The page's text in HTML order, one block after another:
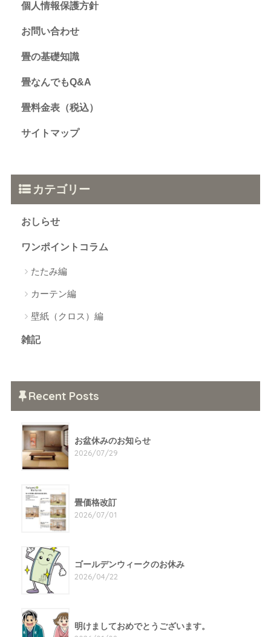
個人情報保護方針
お問い合わせ
畳の基礎知識
畳なんでもQ&A
畳料金表（税込）
サイトマップ
カテゴリー
おしらせ
ワンポイントコラム
たたみ編
カーテン編
壁紙（クロス）編
雑記
Recent Posts
お盆休みのお知らせ
2026/07/29
畳価格改訂
2026/07/01
ゴールデンウィークのお休み
2026/04/22
明けましておめでとうございます。